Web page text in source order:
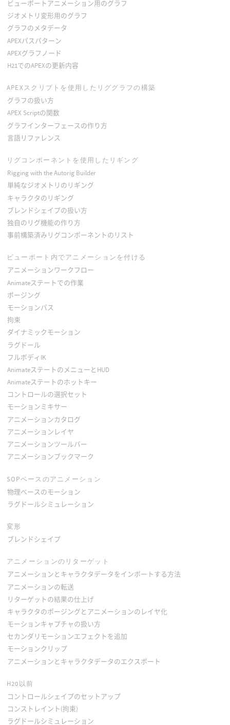
ビューポートアニメーション用のグラフ
ジオメトリ変形用のグラフ
グラフのメタデータ
APEXパスパターン
APEXグラフノード
H21でのAPEXの更新内容
APEXスクリプトを使用したリググラフの構築
グラフの扱い方
APEX Scriptの関数
グラフインターフェースの作り方
言語リファレンス
リグコンポーネントを使用したリギング
Rigging with the Autorig Builder
単純なジオメトリのリギング
キャラクタのリギング
ブレンドシェイプの扱い方
独自のリグ機能の作り方
事前構築済みリグコンポーネントのリスト
ビューポート内でアニメーションを付ける
アニメーションワークフロー
Animateステートでの作業
ポージング
モーションパス
拘束
ダイナミックモーション
ラグドール
フルボディIK
AnimateステートのメニューとHUD
Animateステートのホットキー
コントロールの選択セット
モーションミキサー
アニメーションカタログ
アニメーションレイヤ
アニメーションツールバー
アニメーションブックマーク
SOPベースのアニメーション
物理ベースのモーション
ラグドールシミュレーション
変形
ブレンドシェイプ
アニメーションのリターゲット
アニメーションとキャラクタデータをインポートする方法
アニメーションの転送
リターゲットの結果の仕上げ
キャラクタのポージングとアニメーションのレイヤ化
モーションキャプチャの扱い方
セカンダリモーションエフェクトを追加
モーションクリップ
アニメーションとキャラクタデータのエクスポート
H20以前
コントロールシェイプのセットアップ
コンストレイント(拘束)
ラグドールシミュレーション